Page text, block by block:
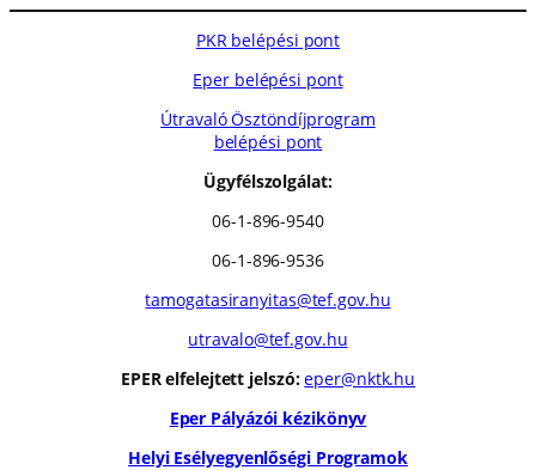
PKR belépési pont
Eper belépési pont
Útravaló Ösztöndíjprogram
belépési pont
Ügyfélszolgálat:
06-1-896-9540
06-1-896-9536
tamogatasiranyitas@tef.gov.hu
utravalo@tef.gov.hu
EPER elfelejtett jelszó: eper@nktk.hu
Eper Pályázói kézikönyv
Helyi Esélyegyenlőségi Programok